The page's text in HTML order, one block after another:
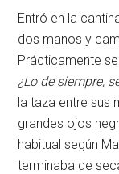
Entró en la
dos manos y
Prácticamente
¿Lo de siempre,
la taza entre sus
grandes ojos
habitual según
terminaba de